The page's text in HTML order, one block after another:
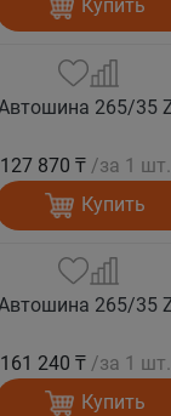
Купить
127 870 ₸ /за 1 шт.
Купить
161 240 ₸ /за 1 шт.
Купить